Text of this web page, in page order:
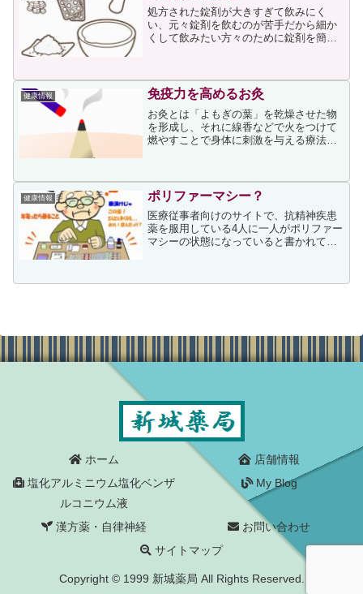
処方された錠剤が大きすぎて飲みにく
い、元々錠剤を飲むのが苦手だから細か
くして飲みたい方々のために錠剤を簡単
効果を発揮させるものや、ゆっくり溶け
ることで効果が出るものがあ...
健康情報 免疫力を高めるお灸
お灸とは「よもぎの葉」を乾燥させた物
を形成し、それに線香などで火をつけて
燃やすことで身体に刺激を与える療法で
や熱さを調節するので、無痕灸（痕が残
らず温かいお灸）や有痕灸...
健康情報 ポリファーマシー？
医療従事者向けのサイトで、抗精神疾患
薬を服用している4人に一人がポリファー
マシーの状態になっていると書かれてい
皆様はポリファーマシーをご存じでしょ
ホーム
店舗情報
塩化アルミニウム塩化ベンザ
ルコニウム液
My Blog
漢方薬・自律神経
お問い合わせ
サイトマップ
Copyright © 1999 新城薬局 All Rights Reserved.